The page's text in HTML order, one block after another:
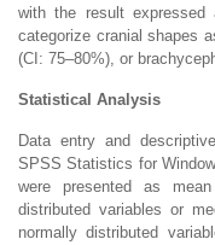
with the result
categorize cranial shapes
(CI: 75–80%), or
Statistical Analysis
Data entry and
SPSS Statistics for
were presented as
distributed variables or
normally distributed